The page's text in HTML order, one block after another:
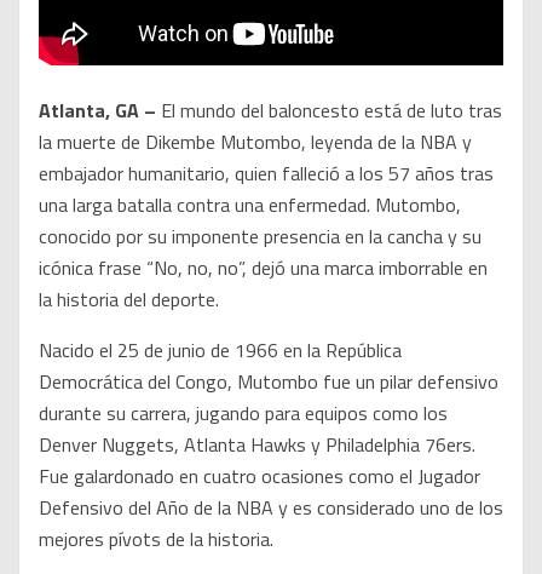
Atlanta, GA – El mundo del baloncesto está de luto tras
la muerte de Dikembe Mutombo, leyenda de la NBA y
embajador humanitario, quien falleció a los 57 años tras
una larga batalla contra una enfermedad. Mutombo,
conocido por su imponente presencia en la cancha y su
icónica frase “No, no, no”, dejó una marca imborrable en
la historia del deporte.
Nacido el 25 de junio de 1966 en la República
Democrática del Congo, Mutombo fue un pilar defensivo
durante su carrera, jugando para equipos como los
Denver Nuggets, Atlanta Hawks y Philadelphia 76ers.
Fue galardonado en cuatro ocasiones como el Jugador
Defensivo del Año de la NBA y es considerado uno de los
mejores pívots de la historia.